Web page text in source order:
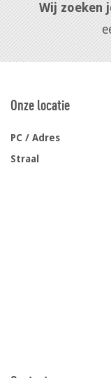
Wij zoeken
Onze locatie
PC / Adres
Straal